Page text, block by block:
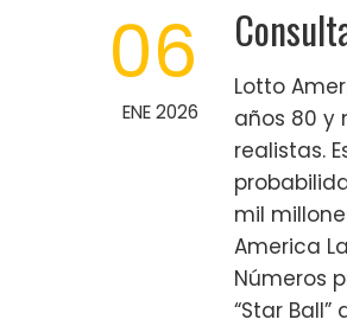
06
ENE 2026
Lotto
años 80 y
realistas.
mil
America
Números
“Star